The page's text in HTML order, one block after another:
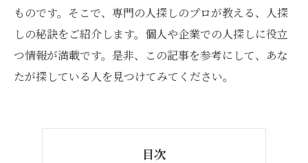
ものです。そこで、専門の人探しのプロが教える、人探
しの秘訣をご紹介します。個人や企業での人探しに役立
つ情報が満載です。是非、この記事を参考にして、あな
たが探している人を見つけてみてください。
目次